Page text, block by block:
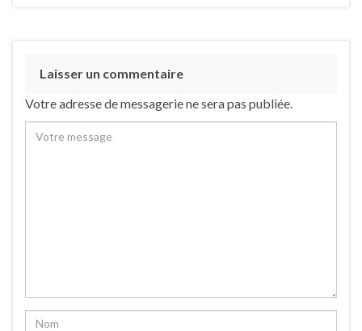
Laisser un commentaire
Votre adresse de messagerie ne sera pas publiée.